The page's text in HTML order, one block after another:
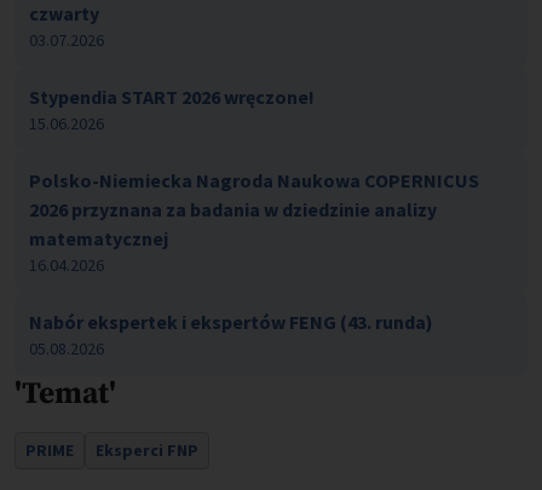
czwarty
03.07.2026
Stypendia START 2026 wręczone!
15.06.2026
Polsko-Niemiecka Nagroda Naukowa COPERNICUS
2026 przyznana za badania w dziedzinie analizy
matematycznej
16.04.2026
Nabór ekspertek i ekspertów FENG (43. runda)
05.08.2026
'Temat'
PRIME Eksperci FNP